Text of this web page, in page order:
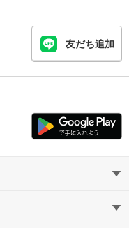
友だち追加